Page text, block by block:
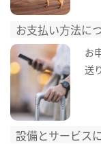
お支払い方法に
お
送
設備とサービス